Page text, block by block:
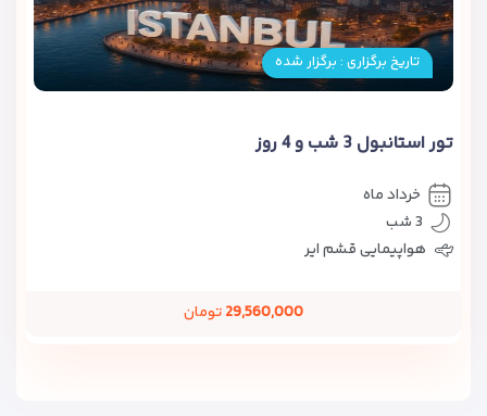
تاریخ برگزاری : برگزار شده
تور استانبول 3 شب و 4 روز
خرداد ماه
3 شب
هواپیمایی قشم ایر
29,560,000تومان